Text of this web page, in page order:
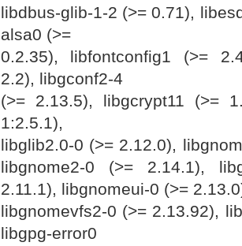
libdbus-glib-1-2 (>= 0.71),
alsa0 (>=
0.2.35), libfontconfig1 (>=
2.2), libgconf2-4
(>= 2.13.5), libgcrypt11 (>=
1:2.5.1),
libglib2.0-0 (>= 2.12.0),
libgnome2-0 (>= 2.14.1),
2.11.1), libgnomeui-0 (>=
libgnomevfs2-0 (>= 2.13.92),
libgpg-error0